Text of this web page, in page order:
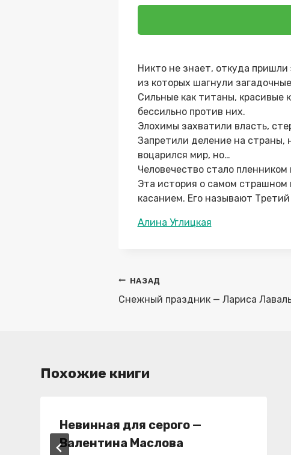
Никто не знает, откуда
из которых шагнули
Сильные как титаны, красивые
бессильно против них.
Элохимы захватили власть,
Запретили деление на
воцарился мир, но…
Человечество стало
Эта история о самом страшном
касанием. Его называют
Метки
Алина Углицкая
Навигация
по
НАЗАД
Снежный праздник — Лариса
Похожие книги
Невинная для серого —
Валентина Маслова